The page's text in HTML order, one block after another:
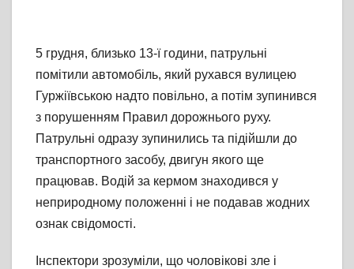
5 грудня, близько 13-ї години, патрульні
помітили автомобіль, який рухався вулицею
Гуржіївською надто повільно, а потім зупинився
з порушенням Правил дорожнього руху.
Патрульні одразу зупинились та підійшли до
транспортного засобу, двигун якого ще
працював. Водій за кермом знаходився у
неприродному положенні і не подавав жодних
ознак свідомості.
Інспектори зрозуміли, що чоловікові зле і